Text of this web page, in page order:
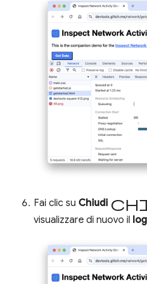
Fai clic su Chiudi
visualizzare di nuovo il